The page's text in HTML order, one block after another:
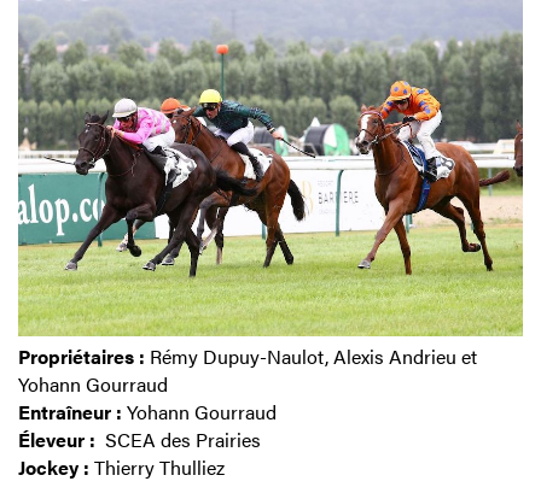
Propriétaires : Rémy Dupuy-Naulot, Alexis Andrieu et
Yohann Gourraud
Entraîneur : Yohann Gourraud
Éleveur : SCEA des Prairies
Jockey : Thierry Thulliez